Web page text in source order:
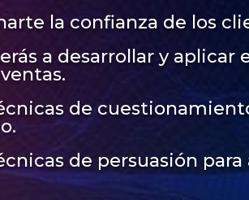
la confianza de los
a desarrollar y
de
de persuasión